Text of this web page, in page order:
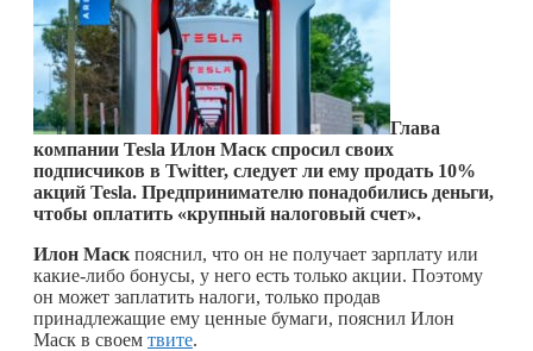
Глава
компании Tesla Илон Маск спросил своих
подписчиков в Twitter, следует ли ему продать 10%
акций Tesla. Предпринимателю понадобились деньги,
чтобы оплатить «крупный налоговый счет».
Илон Маск пояснил, что он не получает зарплату или
какие-либо бонусы, у него есть только акции. Поэтому
он может заплатить налоги, только продав
принадлежащие ему ценные бумаги, пояснил Илон
Маск в своем твите.